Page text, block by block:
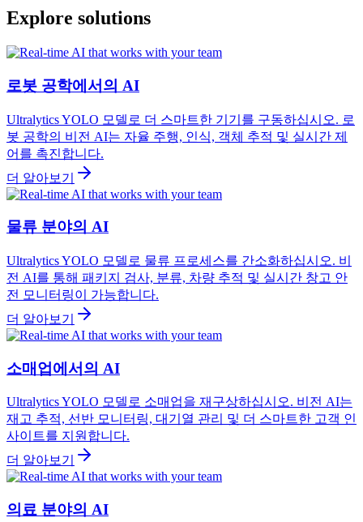
Explore solutions
로봇 공학에서의 AI
Ultralytics YOLO 모델로 더 스마트한 기기를 구동하십시오. 로
봇 공학의 비전 AI는 자율 주행, 인식, 객체 추적 및 실시간 제
어를 촉진합니다.
더 알아보기
물류 분야의 AI
Ultralytics YOLO 모델로 물류 프로세스를 간소화하십시오. 비
전 AI를 통해 패키지 검사, 분류, 차량 추적 및 실시간 창고 안
전 모니터링이 가능합니다.
더 알아보기
소매업에서의 AI
Ultralytics YOLO 모델로 소매업을 재구상하십시오. 비전 AI는
재고 추적, 선반 모니터링, 대기열 관리 및 더 스마트한 고객 인
사이트를 지원합니다.
더 알아보기
의료 분야의 AI